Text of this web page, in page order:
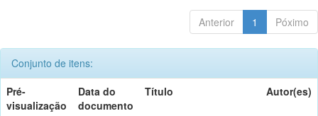
Anterior 1 Póximo
Conjunto de itens:
Pré-
visualização
Data do
documento
Título Autor(es)